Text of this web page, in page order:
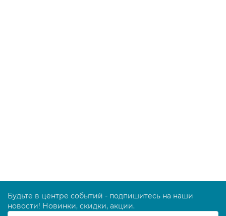
Будьте в центре событий - подпишитесь на наши
новости! Новинки, скидки, акции.